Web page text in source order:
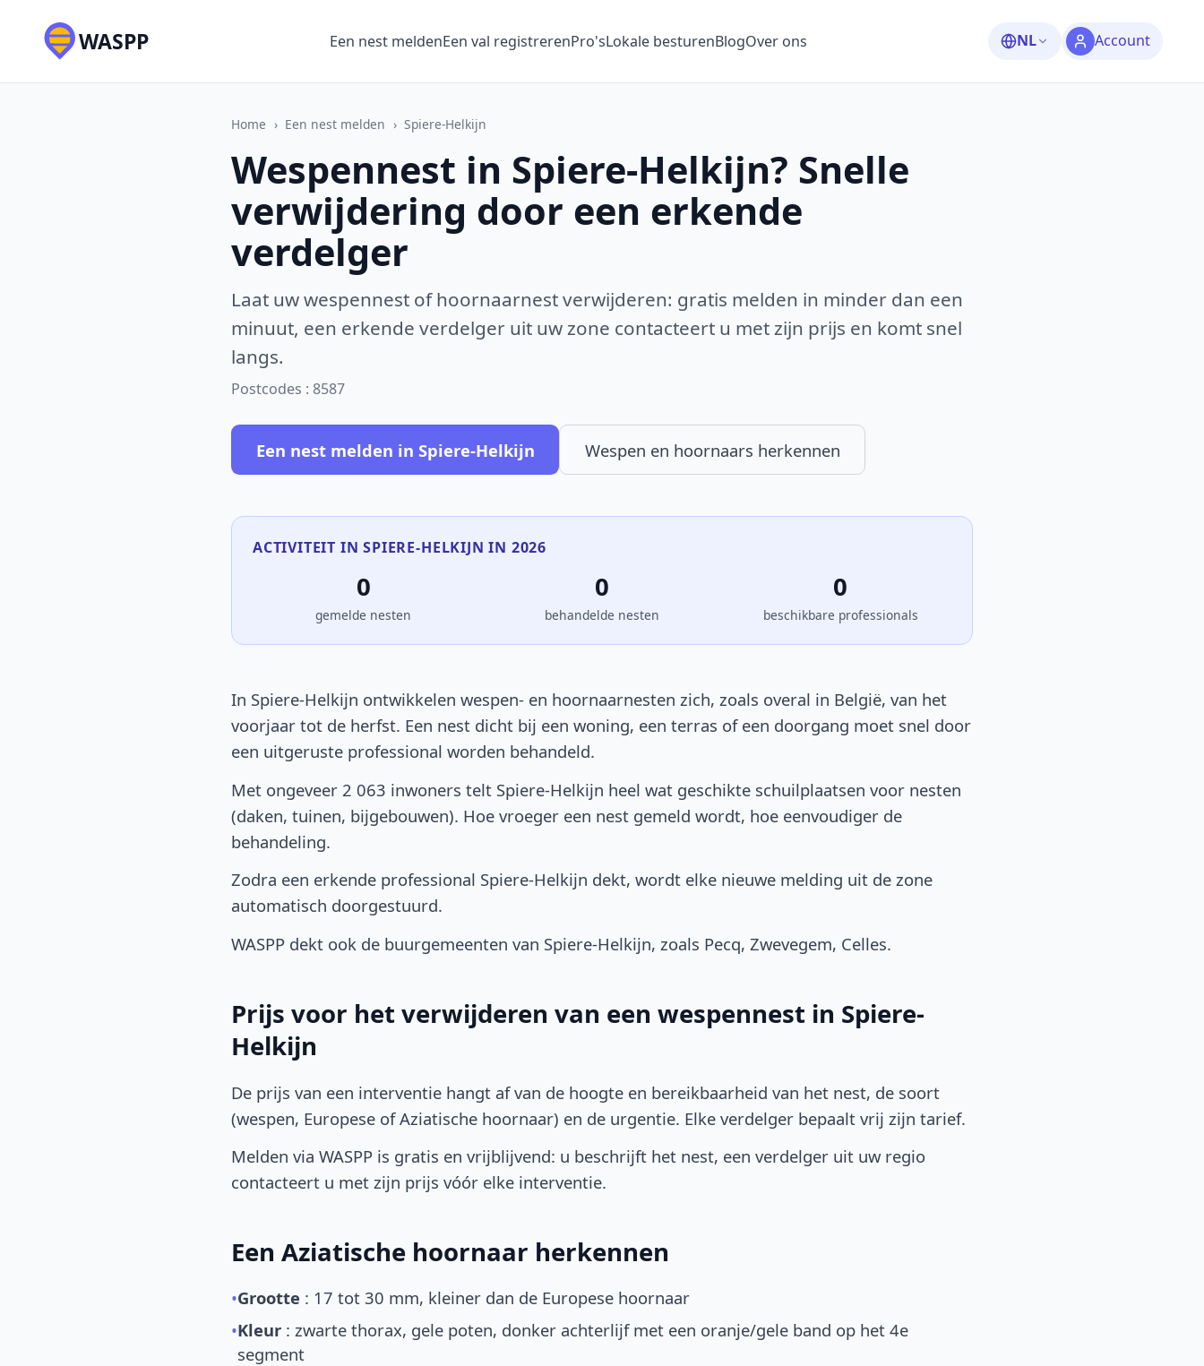
WASPP Een nest meldenEen val registrerenPro'sLokale besturenBlogOver ons NL Account
Home › Een nest melden › Spiere-Helkijn
Wespennest in Spiere-Helkijn? Snelle
verwijdering door een erkende
verdelger
Laat uw wespennest of hoornaarnest verwijderen: gratis melden in minder dan een
minuut, een erkende verdelger uit uw zone contacteert u met zijn prijs en komt snel
langs.
Postcodes : 8587
Een nest melden in Spiere-Helkijn Wespen en hoornaars herkennen
ACTIVITEIT IN SPIERE-HELKIJN IN 2026
0
gemelde nesten
0
behandelde nesten
0
beschikbare professionals
In Spiere-Helkijn ontwikkelen wespen- en hoornaarnesten zich, zoals overal in België, van het
voorjaar tot de herfst. Een nest dicht bij een woning, een terras of een doorgang moet snel door
een uitgeruste professional worden behandeld.
Met ongeveer 2 063 inwoners telt Spiere-Helkijn heel wat geschikte schuilplaatsen voor nesten
(daken, tuinen, bijgebouwen). Hoe vroeger een nest gemeld wordt, hoe eenvoudiger de
behandeling.
Zodra een erkende professional Spiere-Helkijn dekt, wordt elke nieuwe melding uit de zone
automatisch doorgestuurd.
WASPP dekt ook de buurgemeenten van Spiere-Helkijn, zoals Pecq, Zwevegem, Celles.
Prijs voor het verwijderen van een wespennest in Spiere-
Helkijn
De prijs van een interventie hangt af van de hoogte en bereikbaarheid van het nest, de soort
(wespen, Europese of Aziatische hoornaar) en de urgentie. Elke verdelger bepaalt vrij zijn tarief.
Melden via WASPP is gratis en vrijblijvend: u beschrijft het nest, een verdelger uit uw regio
contacteert u met zijn prijs vóór elke interventie.
Een Aziatische hoornaar herkennen
•Grootte : 17 tot 30 mm, kleiner dan de Europese hoornaar
•Kleur : zwarte thorax, gele poten, donker achterlijf met een oranje/gele band op het 4e
segment